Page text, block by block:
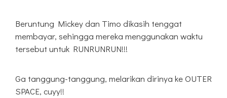
Beruntung Mickey dan Timo dikasih tenggat
membayar, sehingga mereka menggunakan waktu
tersebut untuk RUNRUNRUN!!!
Ga tanggung-tanggung, melarikan dirinya ke OUTER
SPACE, cuyy!!